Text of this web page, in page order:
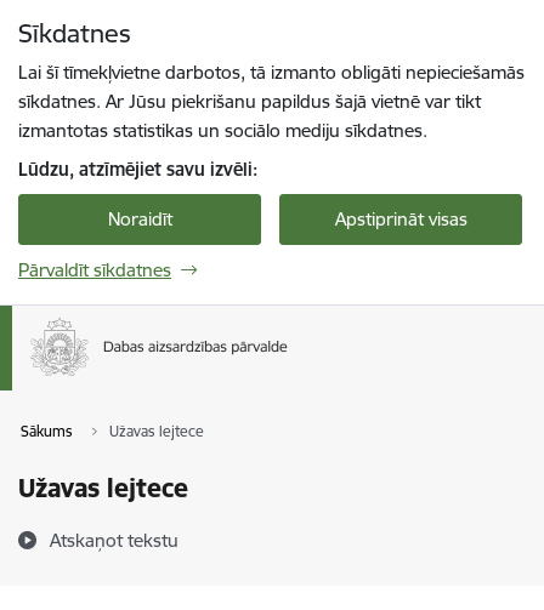
Sīkdatnes
Lai šī tīmekļvietne darbotos, tā izmanto obligāti nepieciešamās
sīkdatnes. Ar Jūsu piekrišanu papildus šajā vietnē var tikt
izmantotas statistikas un sociālo mediju sīkdatnes.
Lūdzu, atzīmējiet savu izvēli:
Noraidīt Apstiprināt visas
Pārvaldīt sīkdatnes
Sākums Užavas lejtece
Užavas lejtece
Atskaņot tekstu